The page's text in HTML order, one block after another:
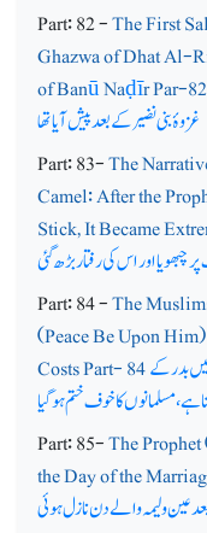
Part: 82 -The First
Ghazwa of Dhat Al-
of BanūNaḍīr Par-82
غزوۂ بنی نضیر کے بعد پیش آیا تھا
Part: 83-The
Camel: After the
Stick, It Became
چبھویا اور اس کی رفتار بڑھ گئی
Part: 84 -The
(Peace Be Upon
Costs Part- 84بدر کے
ہے،مسلمانوں کا خوف ختم ہوگیا
Part: 85-The
the Day of the
ولیمہ والے دن نازل ہوئی